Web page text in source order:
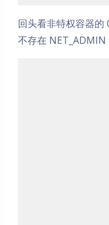
回头看非特权容器的
不存在 NET_ADMIN